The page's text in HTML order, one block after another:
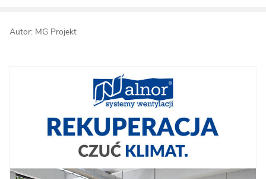
Autor: MG Projekt